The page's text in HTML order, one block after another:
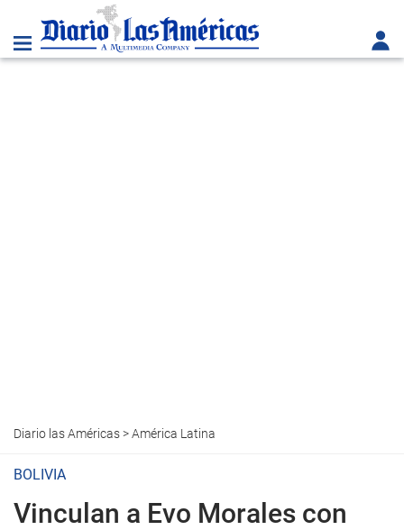
Diario las Américas>América Latina
BOLIVIA
Vinculan a Evo Morales con